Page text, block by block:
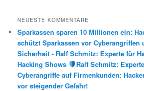
NEUESTE KOMMENTARE
Sparkassen sparen 10 Millionen ein:
schützt Sparkassen vor Cyberangriffen
Sicherheit - Ralf Schmitz: Experte für
Hacking Shows
Ralf Schmitz:
Cyberangriffe auf Firmenkunden:
vor steigender Gefahr!